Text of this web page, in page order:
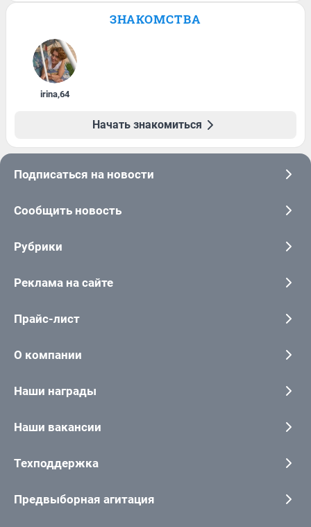
ЗНАКОМСТВА
irina,64
Начать знакомиться
Подписаться на новости
Сообщить новость
Рубрики
Реклама на сайте
Прайс-лист
О компании
Наши награды
Наши вакансии
Техподдержка
Предвыборная агитация